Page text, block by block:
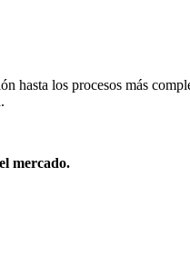
hasta los procesos más
mercado.